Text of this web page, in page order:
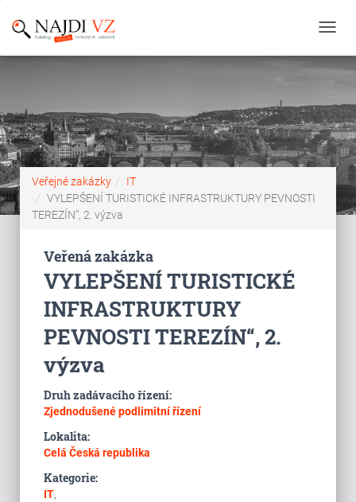
Veřejné zakázky
IT
VYLEPŠENÍ TURISTICKÉ INFRASTRUKTURY PEVNOSTI
TEREZÍN“, 2. výzva
Veřená zakázka
VYLEPŠENÍ TURISTICKÉ
INFRASTRUKTURY
PEVNOSTI TEREZÍN“, 2.
výzva
Druh zadávacího řízení:
Zjednodušené podlimitní řízení
Lokalita:
Celá Česká republika
Kategorie:
IT,